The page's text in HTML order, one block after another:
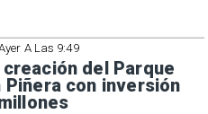
A Las 9:49
del Parque
Piñera con inversión